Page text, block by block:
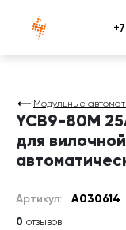
Атлантснаб
Модульные
YCB9-80M
для
Артикул: A030614